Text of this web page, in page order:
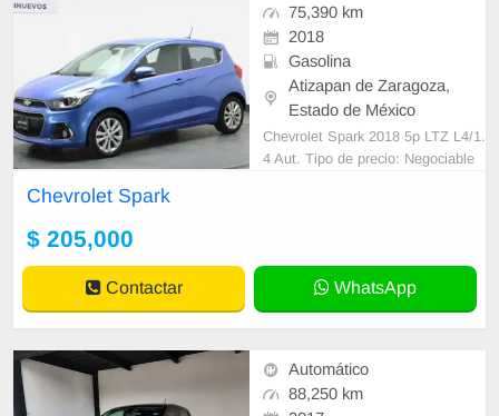
75,390 km
2018
Gasolina
Atizapan de Zaragoza,
Estado de México
Chevrolet Spark 2018 5p LTZ L4/1.
4 Aut. Tipo de precio: Negociable
Chevrolet Spark
$ 205,000
Contactar WhatsApp
Automático
88,250 km